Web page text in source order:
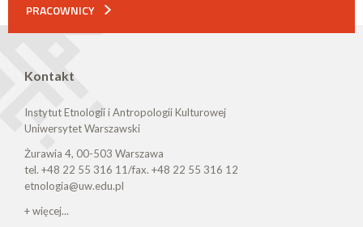
PRACOWNICY
Kontakt
Instytut Etnologii i Antropologii Kulturowej
Uniwersytet Warszawski
Żurawia 4, 00-503 Warszawa
tel. +48 22 55 316 11/fax. +48 22 55 316 12
etnologia@uw.edu.pl
+ więcej...